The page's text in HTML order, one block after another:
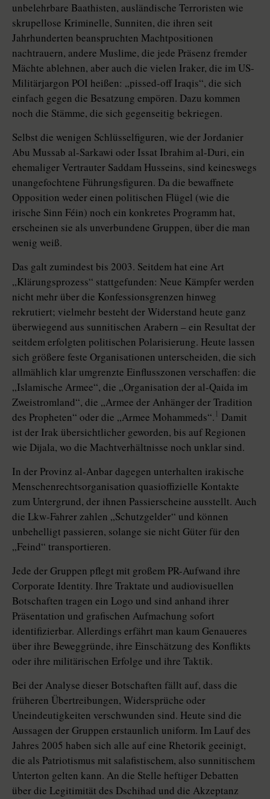
unbelehrbare Baathisten, ausländische Terroristen wie
skrupellose Kriminelle, Sunniten, die ihren seit
Jahrhunderten beanspruchten Machtpositionen
nachtrauern, andere Muslime, die jede Präsenz fremder
Mächte ablehnen, aber auch die vielen Iraker, die im US-
Militärjargon POI heißen: „pissed-off Iraqis“, die sich
einfach gegen die Besatzung empören. Dazu kommen
noch die Stämme, die sich gegenseitig bekriegen.
Selbst die wenigen Schlüsselfiguren, wie der Jordanier
Abu Mussab al-Sarkawi oder Issat Ibrahim al-Duri, ein
ehemaliger Vertrauter Saddam Husseins, sind keineswegs
unangefochtene Führungsfiguren. Da die bewaffnete
Opposition weder einen politischen Flügel (wie die
irische Sinn Féin) noch ein konkretes Programm hat,
erscheinen sie als unverbundene Gruppen, über die man
wenig weiß.
Das galt zumindest bis 2003. Seitdem hat eine Art
„Klärungsprozess“ stattgefunden: Neue Kämpfer werden
nicht mehr über die Konfessionsgrenzen hinweg
rekrutiert; vielmehr besteht der Widerstand heute ganz
überwiegend aus sunnitischen Arabern – ein Resultat der
seitdem erfolgten politischen Polarisierung. Heute lassen
sich größere feste Organisationen unterscheiden, die sich
allmählich klar umgrenzte Einflusszonen verschaffen: die
„Islamische Armee“, die „Organisation der al-Qaida im
Zweistromland“, die „Armee der Anhänger der Tradition
des Propheten“ oder die „Armee Mohammeds“. 1 Damit
ist der Irak übersichtlicher geworden, bis auf Regionen
wie Dijala, wo die Machtverhältnisse noch unklar sind.
In der Provinz al-Anbar dagegen unterhalten irakische
Menschenrechtsorganisation quasioffizielle Kontakte
zum Untergrund, der ihnen Passierscheine ausstellt. Auch
die Lkw-Fahrer zahlen „Schutzgelder“ und können
unbehelligt passieren, solange sie nicht Güter für den
„Feind“ transportieren.
Jede der Gruppen pflegt mit großem PR-Aufwand ihre
Corporate Identity. Ihre Traktate und audiovisuellen
Botschaften tragen ein Logo und sind anhand ihrer
Präsentation und grafischen Aufmachung sofort
identifizierbar. Allerdings erfährt man kaum Genaueres
über ihre Beweggründe, ihre Einschätzung des Konflikts
oder ihre militärischen Erfolge und ihre Taktik.
Bei der Analyse dieser Botschaften fällt auf, dass die
früheren Übertreibungen, Widersprüche oder
Uneindeutigkeiten verschwunden sind. Heute sind die
Aussagen der Gruppen erstaunlich uniform. Im Lauf des
Jahres 2005 haben sich alle auf eine Rhetorik geeinigt,
die als Patriotismus mit salafistischem, also sunnitischem
Unterton gelten kann. An die Stelle heftiger Debatten
über die Legitimität des Dschihad und die Akzeptanz